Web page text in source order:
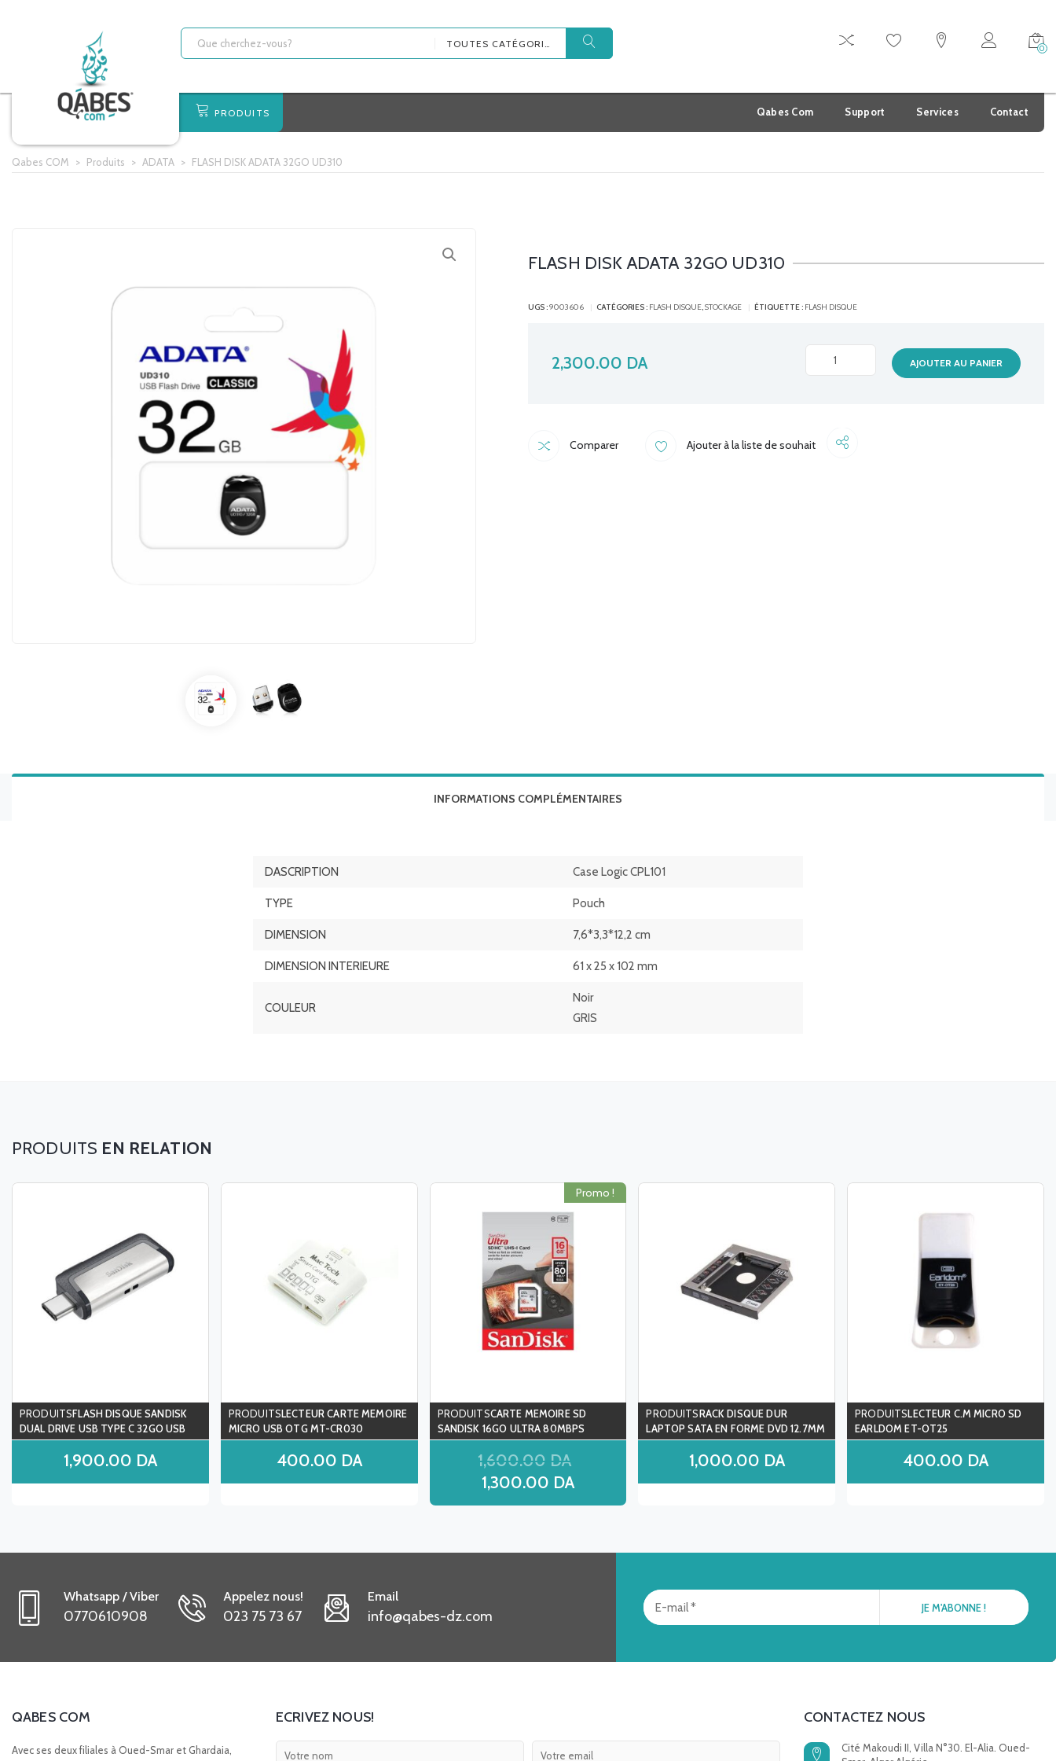
TOUTES CATÉGORIES 0
PRODUITS Qabes Com Support Services Contact
Qabes COM > Produits > ADATA > FLASH DISK ADATA 32GO UD310
FLASH DISK ADATA 32GO UD310
UGS :9003606 CATÉGORIES : FLASH DISQUE,STOCKAGE ÉTIQUETTE : FLASH DISQUE
2,300.00 DA
FLASH
DISK
UD310
AJOUTER AU PANIER
Comparer Ajouter à la liste de souhait
INFORMATIONS COMPLÉMENTAIRES
DASCRIPTION Case Logic CPL101
TYPE Pouch
DIMENSION 7,6*3,3*12,2 cm
DIMENSION INTERIEURE 61 x 25 x 102 mm
COULEUR
Noir
GRIS
EN RELATION
FLASH DISQUE SANDISK
DUAL DRIVE USB TYPE C 32GO USB
3.0
1,900.00 DA
LECTEUR CARTE MEMOIRE
MICRO USB OTG MT-CR030
400.00 DA
Promo !
CARTE MEMOIRE SD
SANDISK 16GO ULTRA 80MBPS
1,600.00 DA
1,300.00 DA
RACK DISQUE DUR
LAPTOP SATA EN FORME DVD 12.7MM
1,000.00 DA
LECTEUR C.M MICRO SD
EARLDOM ET-OT25
400.00 DA
Whatsapp / Viber
0770610908
Appelez nous!
023 75 73 67
Email
info@qabes-dz.com
QABES COM
Avec ses deux filiales à Oued-Smar et Ghardaia,
ECRIVEZ NOUS! CONTACTEZ NOUS
Cité Makoudi II, Villa N°30. El-Alia. Oued-